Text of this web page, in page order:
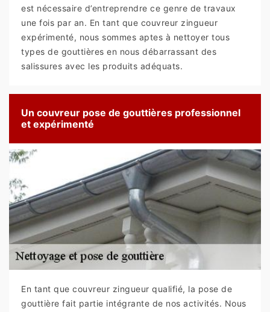
est nécessaire d’entreprendre ce genre de travaux
une fois par an. En tant que couvreur zingueur
expérimenté, nous sommes aptes à nettoyer tous
types de gouttières en nous débarrassant des
salissures avec les produits adéquats.
Un couvreur pose de gouttières professionnel
et expérimenté
En tant que couvreur zingueur qualifié, la pose de
gouttière fait partie intégrante de nos activités. Nous